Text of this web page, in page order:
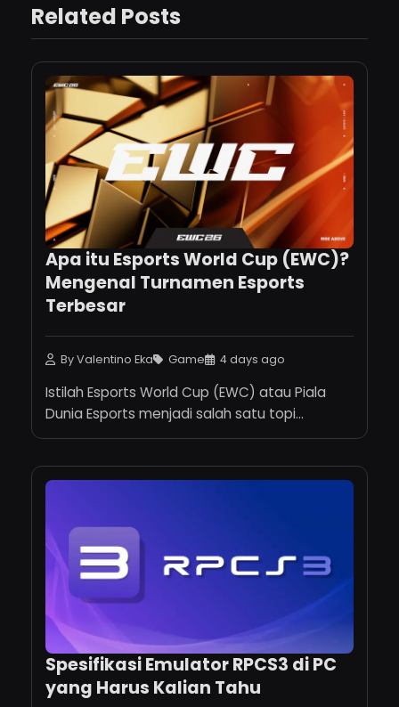
Related Posts
Apa itu Esports World Cup (EWC)?
Mengenal Turnamen Esports
Terbesar
By Valentino Eka Game 4 days ago
Istilah Esports World Cup (EWC) atau Piala
Dunia Esports menjadi salah satu topi...
Spesifikasi Emulator RPCS3 di PC
yang Harus Kalian Tahu